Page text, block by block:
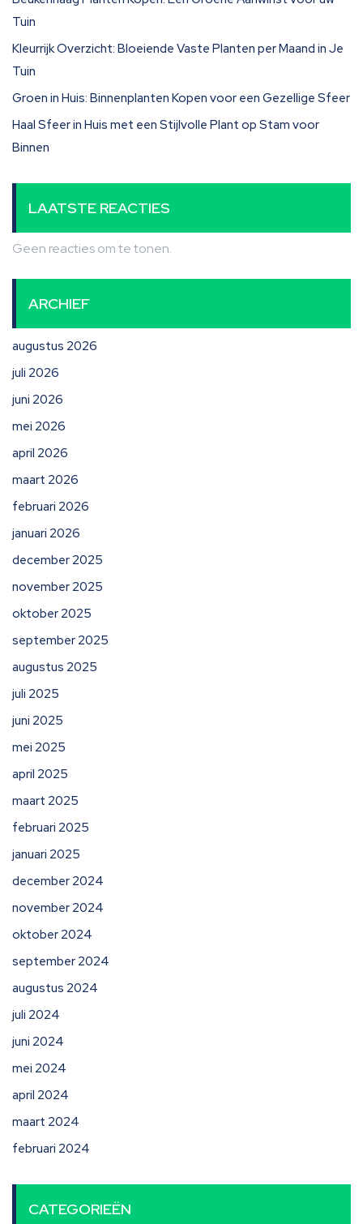
Tuin
Kleurrijk Overzicht: Bloeiende Vaste Planten per Maand in Je
Tuin
Groen in Huis: Binnenplanten Kopen voor een Gezellige Sfeer
Haal Sfeer in Huis met een Stijlvolle Plant op Stam voor
Binnen
LAATSTE REACTIES
Geen reacties om te tonen.
ARCHIEF
augustus 2026
juli 2026
juni 2026
mei 2026
april 2026
maart 2026
februari 2026
januari 2026
december 2025
november 2025
oktober 2025
september 2025
augustus 2025
juli 2025
juni 2025
mei 2025
april 2025
maart 2025
februari 2025
januari 2025
december 2024
november 2024
oktober 2024
september 2024
augustus 2024
juli 2024
juni 2024
mei 2024
april 2024
maart 2024
februari 2024
CATEGORIEËN